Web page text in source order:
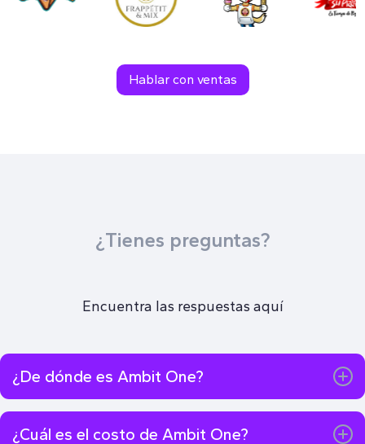
Hablar con ventas
¿Tienes preguntas?
Encuentra las respuestas aquí
¿De dónde es Ambit One?
Ambit One nació para dar solución a los restaurantes de
México, y hoy está expandiendo sus operaciones con el
¿Cuál es el costo de Ambit One?